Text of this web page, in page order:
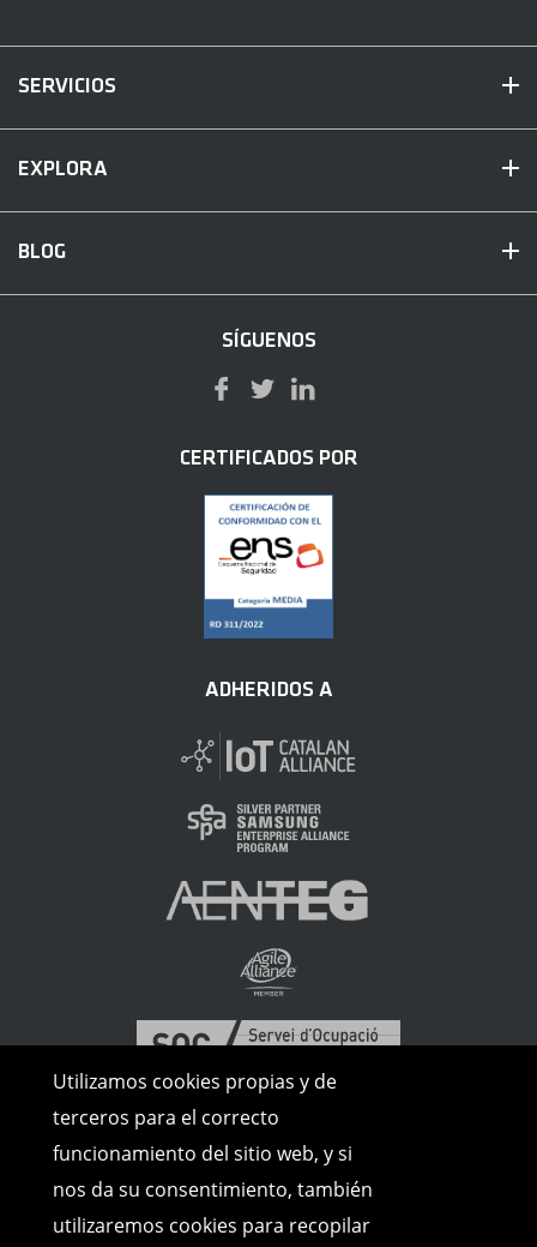
Utilizamos cookies propias y de
terceros para el correcto
funcionamiento del sitio web, y si
nos da su consentimiento, también
utilizaremos cookies para recopilar
SERVICIOS
EXPLORA
BLOG
SÍGUENOS
CERTIFICADOS POR
ADHERIDOS A